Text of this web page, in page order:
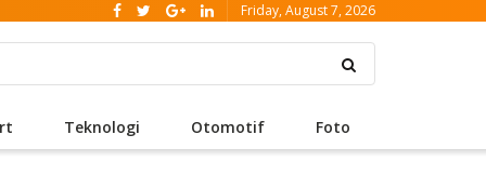
Friday, August 7, 2026
Teknologi Otomotif Foto